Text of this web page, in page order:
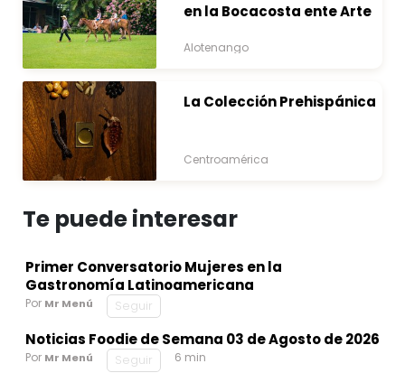
en la Bocacosta ente Arte
Alotenango
La Colección Prehispánica
Centroamérica
Te puede interesar
Primer Conversatorio Mujeres en la
Gastronomía Latinoamericana
Por Mr Menú Seguir
Noticias Foodie de Semana 03 de Agosto de 2026
Por Mr Menú Seguir 6 min